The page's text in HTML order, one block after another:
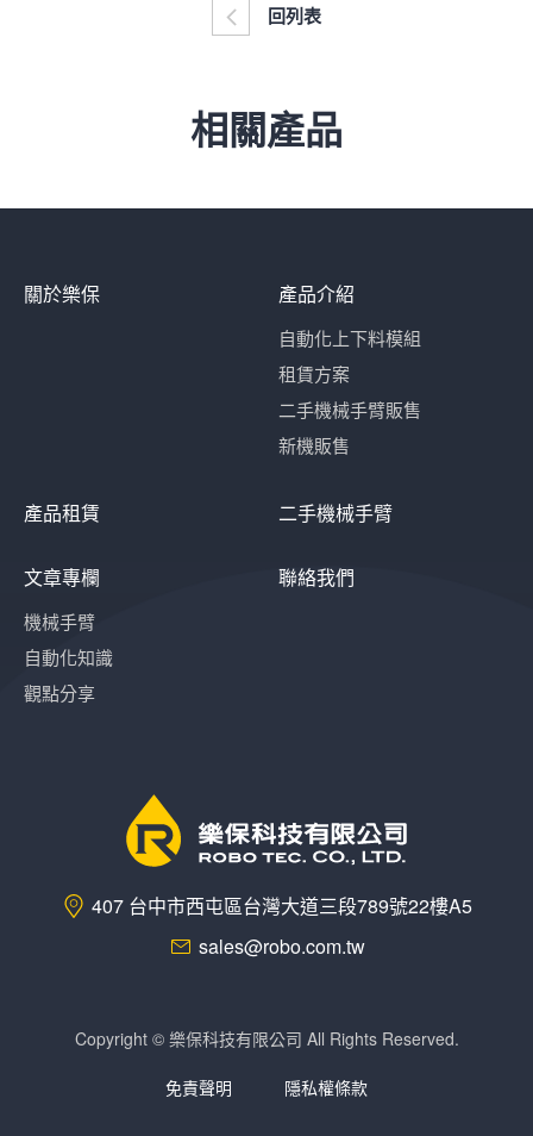
回列表
相關產品
關於樂保 產品介紹
自動化上下料模組
租賃方案
二手機械手臂販售
新機販售
產品租賃 二手機械手臂
文章專欄
機械手臂
自動化知識
觀點分享
聯絡我們
407 台中市西屯區台灣大道三段789號22樓A5
sales@robo.com.tw
Copyright © 樂保科技有限公司 All Rights Reserved.
免責聲明 隱私權條款